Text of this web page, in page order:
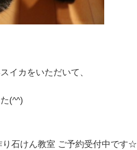
イカをいただいて、
(^^)
石けん教室 ご予約受付中です☆